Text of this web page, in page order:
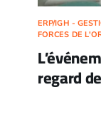
ERP/IGH -
FORCES DE
regard